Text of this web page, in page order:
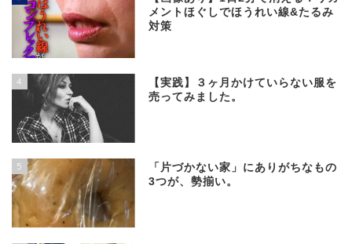
メントほぐしでほうれい線&たるみ
対策
4
【実践】３ヶ月かけていらない服を
売ってみました。
5
「片づかない家」にありがちなもの
3つが、勢揃い。